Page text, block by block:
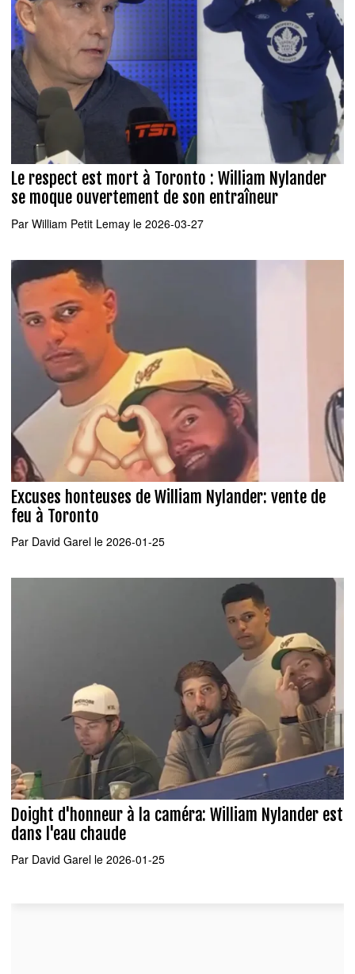
Le respect est mort à Toronto : William Nylander
se moque ouvertement de son entraîneur
Par William Petit Lemay le 2026-03-27
Excuses honteuses de William Nylander: vente de
feu à Toronto
Par David Garel le 2026-01-25
Doight d'honneur à la caméra: William Nylander est
dans l'eau chaude
Par David Garel le 2026-01-25